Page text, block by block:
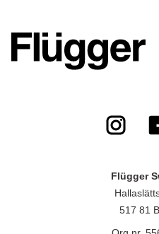
Flügger
517 81